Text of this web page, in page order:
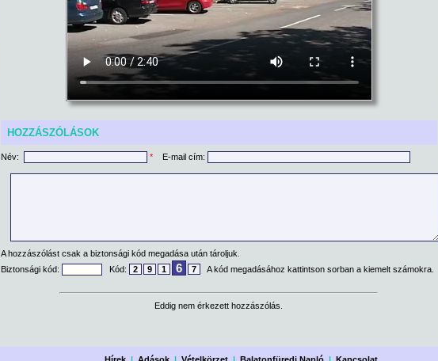
HOZZÁSZÓLÁSOK
Név: * E-mail cím:
A hozzászólást csak a biztonsági kód megadása után tároljuk.
Biztonsági kód:
Kód: 2 9 1 6 7 A kód megadásához kattintson sorban a kiemelt számokra.
Eddig nem érkezett hozzászólás.